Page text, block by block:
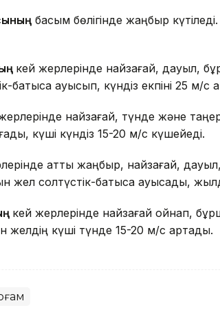
басым бөлігінде жаңбыр
кей жерлерінде найзағай, дауыл,
батысқа ауысып, күндіз екпіні 25 м/с
найзағай, түнде және
күші күндіз 15-20 м/с күшейеді.
қатты жаңбыр, найзағай,
жел солтүстік-батысқа ауысады,
кей жерлерінде найзағай ойнап,
желдің күші түнде 15-20 м/с артады.